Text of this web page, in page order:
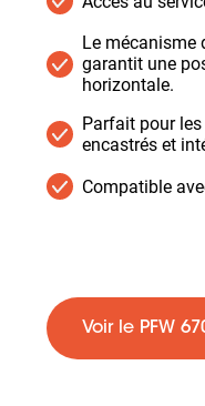
Le mécanisme
garantit une
horizontale.
Parfait pour
encastrés et
Compatible
Voir le PFW